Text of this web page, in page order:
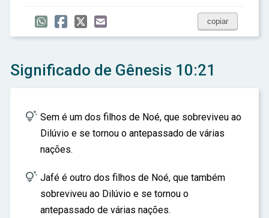
copiar
Significado de Gênesis 10:21
 Sem é um dos filhos de Noé, que sobreviveu ao
Dilúvio e se tornou o antepassado de várias
nações.
 Jafé é outro dos filhos de Noé, que também
sobreviveu ao Dilúvio e se tornou o
antepassado de várias nações.